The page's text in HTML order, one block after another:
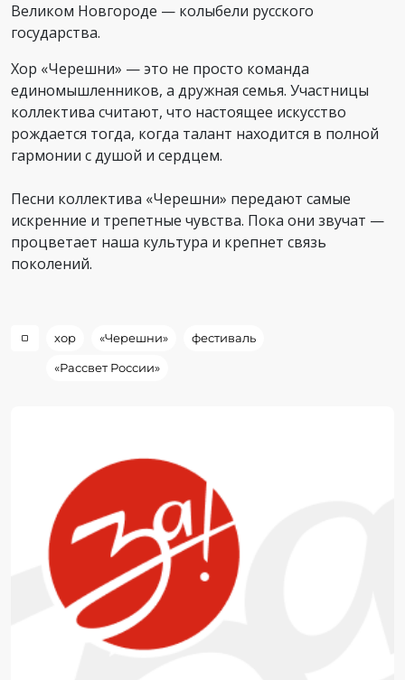
Великом Новгороде — колыбели русского
государства.
Хор «Черешни» — это не просто команда
единомышленников, а дружная семья. Участницы
коллектива считают, что настоящее искусство
рождается тогда, когда талант находится в полной
гармонии с душой и сердцем.
Песни коллектива «Черешни» передают самые
искренние и трепетные чувства. Пока они звучат —
процветает наша культура и крепнет связь
поколений.
хор «Черешни» фестиваль
«Рассвет России»